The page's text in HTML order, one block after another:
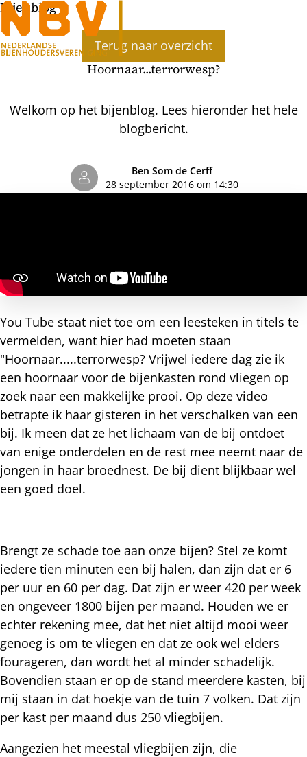
Bijenblog
Terug naar overzicht
Hoornaar...terrorwesp?
Welkom op het bijenblog. Lees hieronder het hele
blogbericht.
Ben Som de Cerff
28 september 2016 om 14:30
You Tube staat niet toe om een leesteken in titels te
vermelden, want hier had moeten staan
"Hoornaar.....terrorwesp? Vrijwel iedere dag zie ik
een hoornaar voor de bijenkasten rond vliegen op
zoek naar een makkelijke prooi. Op deze video
betrapte ik haar gisteren in het verschalken van een
bij. Ik meen dat ze het lichaam van de bij ontdoet
van enige onderdelen en de rest mee neemt naar de
jongen in haar broednest. De bij dient blijkbaar wel
een goed doel.
Brengt ze schade toe aan onze bijen? Stel ze komt
iedere tien minuten een bij halen, dan zijn dat er 6
per uur en 60 per dag. Dat zijn er weer 420 per week
en ongeveer 1800 bijen per maand. Houden we er
echter rekening mee, dat het niet altijd mooi weer
genoeg is om te vliegen en dat ze ook wel elders
fourageren, dan wordt het al minder schadelijk.
Bovendien staan er op de stand meerdere kasten, bij
mij staan in dat hoekje van de tuin 7 volken. Dat zijn
per kast per maand dus 250 vliegbijen.
Aangezien het meestal vliegbijen zijn, die